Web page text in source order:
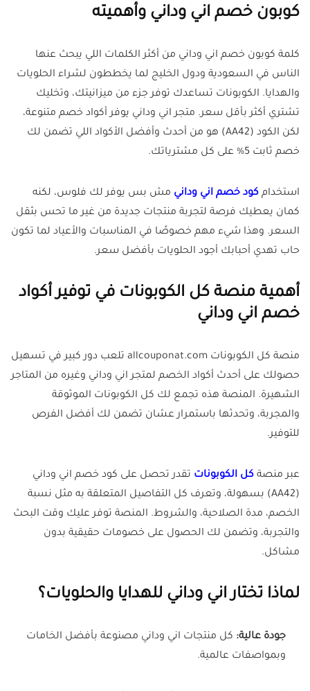
كوبون خصم اني وداني وأهميته
كلمة كوبون خصم اني وداني من أكثر الكلمات اللي يبحث عنها
الناس في السعودية ودول الخليج لما يخططون لشراء الحلويات
والهدايا. الكوبونات تساعدك توفر جزء من ميزانيتك، وتخليك
تشتري أكثر بأقل سعر. متجر اني وداني يوفر أكواد خصم متنوعة،
لكن الكود (AA42) هو من أحدث وأفضل الأكواد اللي تضمن لك
خصم ثابت 5% على كل مشترياتك.
استخدام كود خصم اني وداني مش بس يوفر لك فلوس، لكنه
كمان يعطيك فرصة لتجربة منتجات جديدة من غير ما تحس بثقل
السعر. وهذا شيء مهم خصوصًا في المناسبات والأعياد لما تكون
حاب تهدي أحبابك أجود الحلويات بأفضل سعر.
أهمية منصة كل الكوبونات في توفير أكواد
خصم اني وداني
منصة كل الكوبونات allcouponat.com تلعب دور كبير في تسهيل
حصولك على أحدث أكواد الخصم لمتجر اني وداني وغيره من المتاجر
الشهيرة. المنصة هذه تجمع لك كل الكوبونات الموثوقة
والمجربة، وتحدثها باستمرار عشان تضمن لك أفضل الفرص
للتوفير.
عبر منصة كل الكوبونات تقدر تحصل على كود خصم اني وداني
(AA42) بسهولة، وتعرف كل التفاصيل المتعلقة به مثل نسبة
الخصم، مدة الصلاحية، والشروط. المنصة توفر عليك وقت البحث
والتجربة، وتضمن لك الحصول على خصومات حقيقية بدون
مشاكل.
لماذا تختار اني وداني للهدايا والحلويات؟
جودة عالية: كل منتجات اني وداني مصنوعة بأفضل الخامات
وبمواصفات عالمية.